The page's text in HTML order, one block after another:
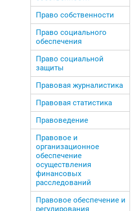
Право собственности
Право социального
обеспечения
Право социальной
защиты
Правовая журналистика
Правовая статистика
Правоведение
Правовое и
организационное
обеспечение
осуществления
финансовых
расследований
Правовое обеспечение и
регулирования